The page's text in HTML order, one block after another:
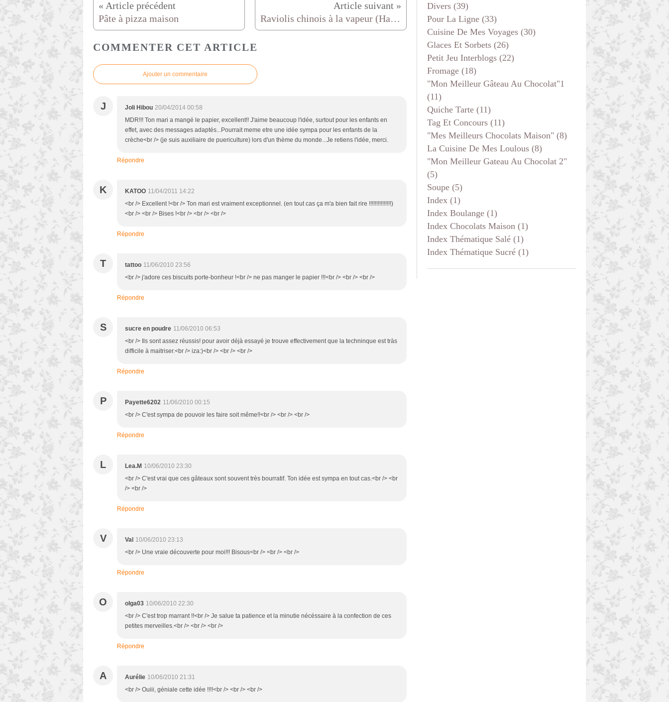
Pâte à pizza maison Raviolis chinois à la vapeur (Ha cao) au poulet à ma façon
COMMENTER CET ARTICLE
Ajouter un commentaire
J Joli Hibou 20/04/2014 00:58
MDR!!! Ton mari a mangé le papier, excellent!! J'aime beaucoup l'idée, surtout pour les enfants en
effet, avec des messages adaptés...Pourrait meme etre une idée sympa pour les enfants de la
crèche<br /> (je suis auxiliaire de puericulture) lors d'un thème du monde...Je retiens l'idée, merci.
Répondre
K KATOO 11/04/2011 14:22
<br /> Excellent !<br /> Ton mari est vraiment exceptionnel. (en tout cas ça m'a bien fait rire !!!!!!!!!!!!!!!)
<br /> <br /> Bises !<br /> <br /> <br />
Répondre
T tattoo 11/06/2010 23:56
<br /> j'adore ces biscuits porte-bonheur !<br /> ne pas manger le papier !!!<br /> <br /> <br />
Répondre
S sucre en poudre 11/06/2010 06:53
<br /> Ils sont assez réussis! pour avoir déjà essayé je trouve effectivement que la techninque est tràs
difficile à maitriser.<br /> iza:)<br /> <br /> <br />
Répondre
P Payette6202 11/06/2010 00:15
<br /> C'est sympa de pouvoir les faire soit même!!<br /> <br /> <br />
Répondre
L Lea.M 10/06/2010 23:30
<br /> C'est vrai que ces gâteaux sont souvent très bourratif. Ton idée est sympa en tout cas.<br /> <br
/> <br />
Répondre
V Val 10/06/2010 23:13
<br /> Une vraie découverte pour moi!!! Bisous<br /> <br /> <br />
Répondre
O olga03 10/06/2010 22:30
<br /> C'est trop marrant !!<br /> Je salue ta patience et la minutie nécéssaire à la confection de ces
petites merveilles.<br /> <br /> <br />
Répondre
A Aurélie 10/06/2010 21:31
<br /> Ouiii, géniale cette idée !!!!<br /> <br /> <br />
Divers (39)
Pour La Ligne (33)
Cuisine De Mes Voyages (30)
Glaces Et Sorbets (26)
Petit Jeu Interblogs (22)
Fromage (18)
"mon Meilleur Gâteau Au Chocolat"1
(11)
Quiche Tarte (11)
Tag Et Concours (11)
"mes Meilleurs Chocolats Maison" (8)
La Cuisine De Mes Loulous (8)
"mon Meilleur Gateau Au Chocolat 2"
(5)
Soupe (5)
Index (1)
Index Boulange (1)
Index Chocolats Maison (1)
Index Thématique Salé (1)
Index Thématique Sucré (1)